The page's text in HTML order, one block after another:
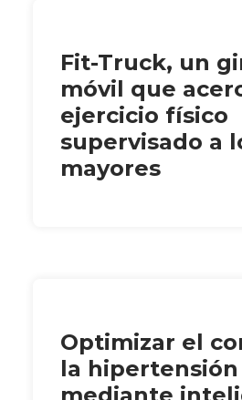
Fit-Truck, un
móvil que
ejercicio físico
supervisado a
mayores
Optimizar el
la